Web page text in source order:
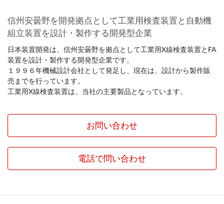
信州安曇野を開発拠点として工業用検査装置と自動機
組立装置を設計・製作する開発型企業
日本装置開発は、信州安曇野を拠点として工業用X線検査装置とFA
装置を設計・製作する開発型企業です。
１９９６年機械設計会社として発足し、現在は、設計から製作販
売までを行っています。
工業用X線検査装置は、当社の主要製品となっています。
お問い合わせ
電話で問い合わせ